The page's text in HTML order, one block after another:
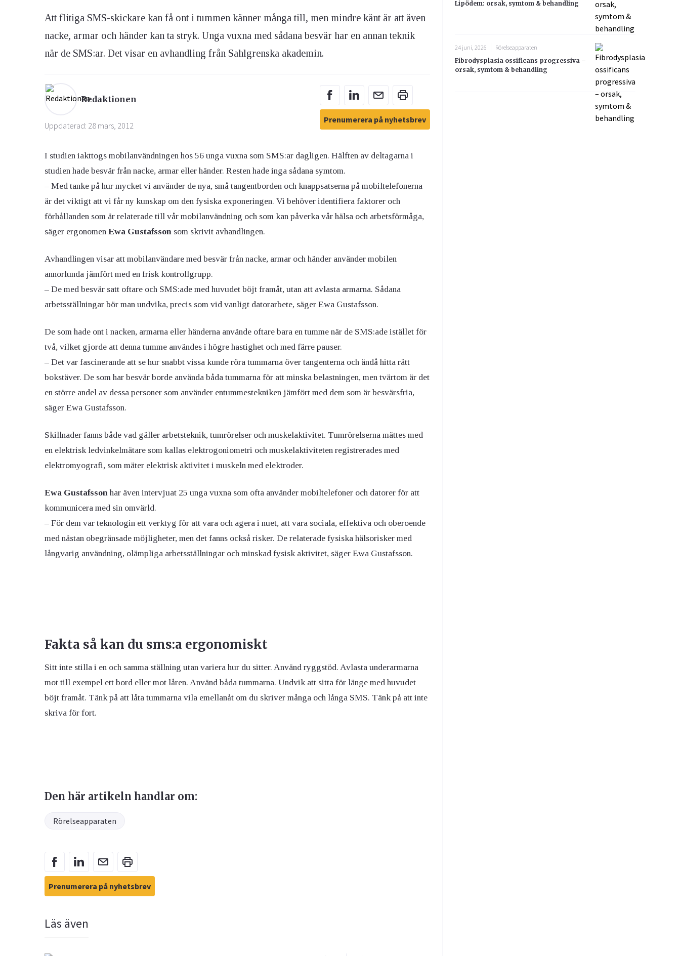
Ögon & Öron
Att flitiga SMS-skickare kan få ont i tummen känner många till, men mindre känt är att även
nacke, armar och händer kan ta stryk. Unga vuxna med sådana besvär har en annan teknik
när de SMS:ar. Det visar en avhandling från Sahlgrenska akademin.
Redaktionen
Uppdaterad: 28 mars, 2012
Prenumerera på nyhetsbrev
I studien iakttogs mobilanvändningen hos 56 unga vuxna som SMS:ar dagligen. Hälften av deltagarna i
studien hade besvär från nacke, armar eller händer. Resten hade inga sådana symtom.
– Med tanke på hur mycket vi använder de nya, små tangentborden och knappsatserna på mobiltelefonerna
är det viktigt att vi får ny kunskap om den fysiska exponeringen. Vi behöver identifiera faktorer och
förhållanden som är relaterade till vår mobilanvändning och som kan påverka vår hälsa och arbetsförmåga,
säger ergonomen Ewa Gustafsson som skrivit avhandlingen.
Avhandlingen visar att mobilanvändare med besvär från nacke, armar och händer använder mobilen
annorlunda jämfört med en frisk kontrollgrupp.
– De med besvär satt oftare och SMS:ade med huvudet böjt framåt, utan att avlasta armarna. Sådana
arbetsställningar bör man undvika, precis som vid vanligt datorarbete, säger Ewa Gustafsson.
De som hade ont i nacken, armarna eller händerna använde oftare bara en tumme när de SMS:ade istället för
två, vilket gjorde att denna tumme användes i högre hastighet och med färre pauser.
– Det var fascinerande att se hur snabbt vissa kunde röra tummarna över tangenterna och ändå hitta rätt
bokstäver. De som har besvär borde använda båda tummarna för att minska belastningen, men tvärtom är det
en större andel av dessa personer som använder entummestekniken jämfört med dem som är besvärsfria,
säger Ewa Gustafsson.
Skillnader fanns både vad gäller arbetsteknik, tumrörelser och muskelaktivitet. Tumrörelserna mättes med
en elektrisk ledvinkelmätare som kallas elektrogoniometri och muskelaktiviteten registrerades med
elektromyografi, som mäter elektrisk aktivitet i muskeln med elektroder.
Ewa Gustafsson har även intervjuat 25 unga vuxna som ofta använder mobiltelefoner och datorer för att
kommunicera med sin omvärld.
– För dem var teknologin ett verktyg för att vara och agera i nuet, att vara sociala, effektiva och oberoende
med nästan obegränsade möjligheter, men det fanns också risker. De relaterade fysiska hälsorisker med
långvarig användning, olämpliga arbetsställningar och minskad fysisk aktivitet, säger Ewa Gustafsson.
Fakta så kan du sms:a ergonomiskt
Sitt inte stilla i en och samma ställning utan variera hur du sitter. Använd ryggstöd. Avlasta underarmarna
mot till exempel ett bord eller mot låren. Använd båda tummarna. Undvik att sitta för länge med huvudet
böjt framåt. Tänk på att låta tummarna vila emellanåt om du skriver många och långa SMS. Tänk på att inte
skriva för fort.
Den här artikeln handlar om:
Rörelseapparaten
Prenumerera på nyhetsbrev
Läs även
Lipödem: orsak, symtom & behandling
24 juni, 2026
Rörelseapparaten
Fibrodysplasia ossificans progressiva –
orsak, symtom & behandling